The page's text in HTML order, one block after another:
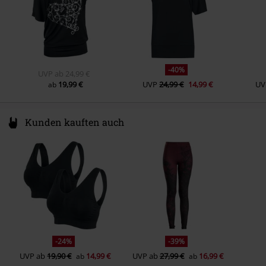
UVP ab 24,99 €
ab 19,99 €
-40%
UVP 24,99 € 14,99 €
Kunden kauften auch
-24%
UVP ab19,90 € ab 14,99 €
-39%
UVP ab 27,99 € ab 16,99 €